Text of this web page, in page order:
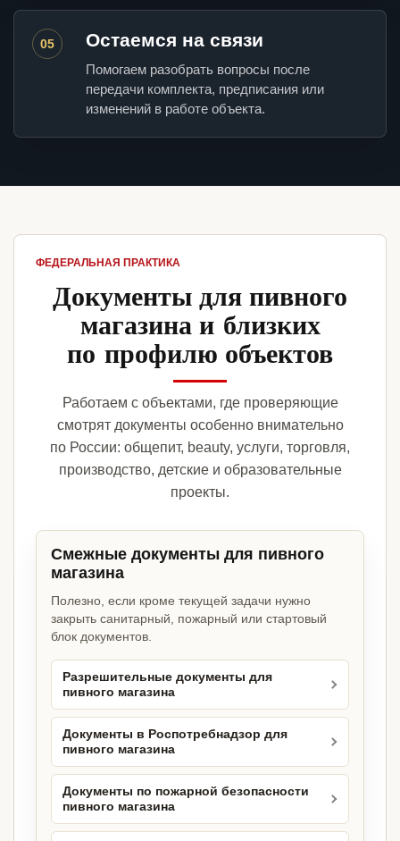
05 Остаемся на связи
Помогаем разобрать вопросы после
передачи комплекта, предписания или
изменений в работе объекта.
ФЕДЕРАЛЬНАЯ ПРАКТИКА
Документы для пивного
магазина и близких
по профилю объектов
Работаем с объектами, где проверяющие
смотрят документы особенно внимательно
по России: общепит, beauty, услуги, торговля,
производство, детские и образовательные
проекты.
Смежные документы для пивного
магазина
Полезно, если кроме текущей задачи нужно
закрыть санитарный, пожарный или стартовый
блок документов.
Разрешительные документы для
пивного магазина
Документы в Роспотребнадзор для
пивного магазина
Документы по пожарной безопасности
пивного магазина